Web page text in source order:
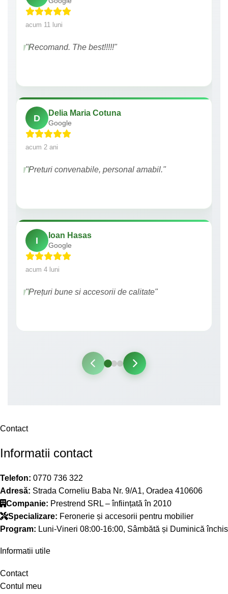
acum 11 luni
"Recomand. The best!!!!!"
D
Delia Maria Cotuna
Google
acum 2 ani
"Preturi convenabile, personal amabil."
I
Ioan Hasas
Google
acum 4 luni
"Prețuri bune si accesorii de calitate"
Contact
Informatii contact
Telefon: 0770 736 322
Adresă: Strada Corneliu Baba Nr. 9/A1, Oradea 410606
Companie: Prestrend SRL – înființată în 2010
Specializare: Feronerie și accesorii pentru mobilier
Program: Luni-Vineri 08:00-16:00, Sâmbătă și Duminică închis
Informatii utile
Contact
Contul meu